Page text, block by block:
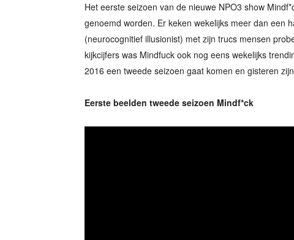
Het eerste seizoen van de nieuwe NPO3 show
genoemd worden. Er keken wekelijks meer dan een
(neurocognitief illusionist) met zijn trucs mensen
kijkcijfers was Mindfuck ook nog eens wekelijks
2016 een tweede seizoen gaat komen en gisteren
Eerste beelden tweede seizoen Mindf*ck